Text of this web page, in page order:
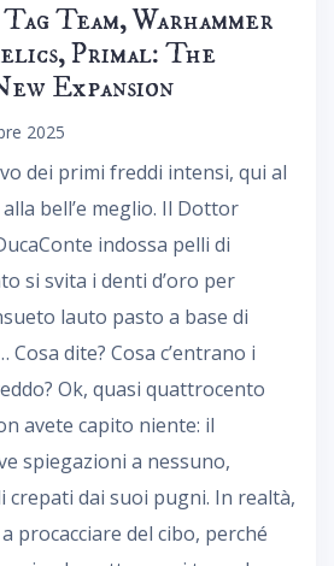
Team, Warhammer
Primal: The
Expansion
2025
dei primi freddi intensi, qui al
bell’e meglio. Il Dottor
indossa pelli di
si svita i denti d’oro per
lauto pasto a base di
Cosa dite? Cosa c’entrano i
Ok, quasi quattrocento
avete capito niente: il
spiegazioni a nessuno,
dai suoi pugni. In realtà,
procacciare del cibo, perché